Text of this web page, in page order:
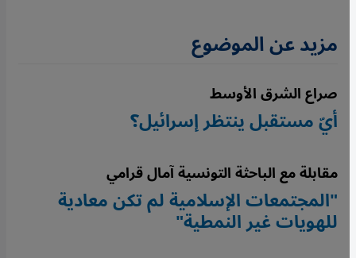
مزيد عن الموضوع
صراع الشرق الأوسط
أيّ مستقبل ينتظر إسرائيل؟
مقابلة مع الباحثة التونسية آمال قرامي
"المجتمعات الإسلامية لم تكن معادية
للهويات غير النمطية"